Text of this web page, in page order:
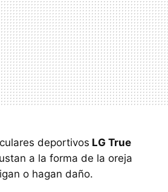
deportivos LG True
a la forma de la oreja
o hagan daño.